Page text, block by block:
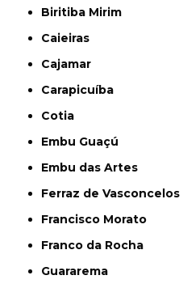
Biritiba Mirim
Caieiras
Cajamar
Carapicuíba
Cotia
Embu Guaçú
Embu das Artes
Ferraz de Vasconcelos
Francisco Morato
Franco da Rocha
Guararema